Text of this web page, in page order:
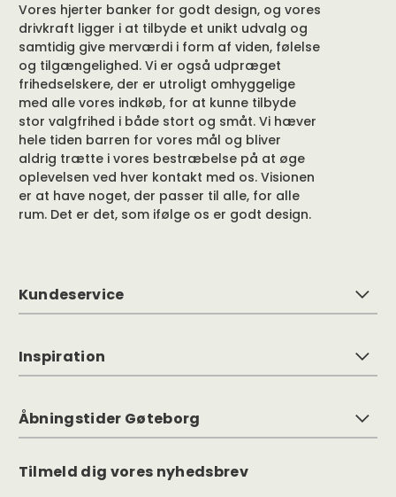
Vores hjerter banker for godt design, og vores
drivkraft ligger i at tilbyde et unikt udvalg og
samtidig give merværdi i form af viden, følelse
og tilgængelighed. Vi er også udpræget
frihedselskere, der er utroligt omhyggelige
med alle vores indkøb, for at kunne tilbyde
stor valgfrihed i både stort og småt. Vi hæver
hele tiden barren for vores mål og bliver
aldrig trætte i vores bestræbelse på at øge
oplevelsen ved hver kontakt med os. Visionen
er at have noget, der passer til alle, for alle
rum. Det er det, som ifølge os er godt design.
Kundeservice
Inspiration
Åbningstider Gøteborg
Tilmeld dig vores nyhedsbrev